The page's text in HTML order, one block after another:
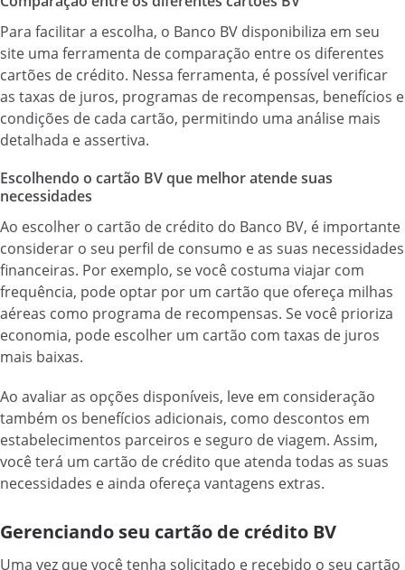
Para facilitar a escolha, o Banco BV disponibiliza em seu
site uma ferramenta de comparação entre os diferentes
cartões de crédito. Nessa ferramenta, é possível verificar
as taxas de juros, programas de recompensas, benefícios e
condições de cada cartão, permitindo uma análise mais
detalhada e assertiva.
Escolhendo o cartão BV que melhor atende suas
necessidades
Ao escolher o cartão de crédito do Banco BV, é importante
considerar o seu perfil de consumo e as suas necessidades
financeiras. Por exemplo, se você costuma viajar com
frequência, pode optar por um cartão que ofereça milhas
aéreas como programa de recompensas. Se você prioriza
economia, pode escolher um cartão com taxas de juros
mais baixas.
Ao avaliar as opções disponíveis, leve em consideração
também os benefícios adicionais, como descontos em
estabelecimentos parceiros e seguro de viagem. Assim,
você terá um cartão de crédito que atenda todas as suas
necessidades e ainda ofereça vantagens extras.
Gerenciando seu cartão de crédito BV
Uma vez que você tenha solicitado e recebido o seu cartão